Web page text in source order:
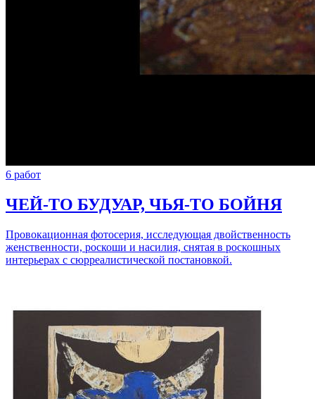
6 работ
ЧЕЙ-ТО БУДУАР, ЧЬЯ-ТО БОЙНЯ
Провокационная фотосерия, исследующая двойственность
женственности, роскоши и насилия, снятая в роскошных
интерьерах с сюрреалистической постановкой.